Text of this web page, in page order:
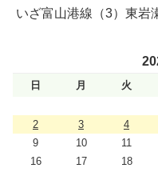
いざ富山港線（3）東岩
日 月 火
2
3 4
9
10 11
16
17 18